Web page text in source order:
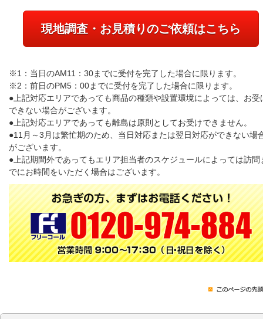
現地調査・お見積りのご依頼はこちら
※1：当日のAM11：30までに受付を完了した場合に限ります。
※2：前日のPM5：00までに受付を完了した場合に限ります。
●上記対応エリアであっても商品の種類や設置環境によっては、お受
できない場合がございます。
●上記対応エリアであっても離島は原則としてお受けできません。
●11月～3月は繁忙期のため、当日対応または翌日対応ができない場
がございます。
●上記期間外であってもエリア担当者のスケジュールによっては訪問
でにお時間をいただく場合はございます。